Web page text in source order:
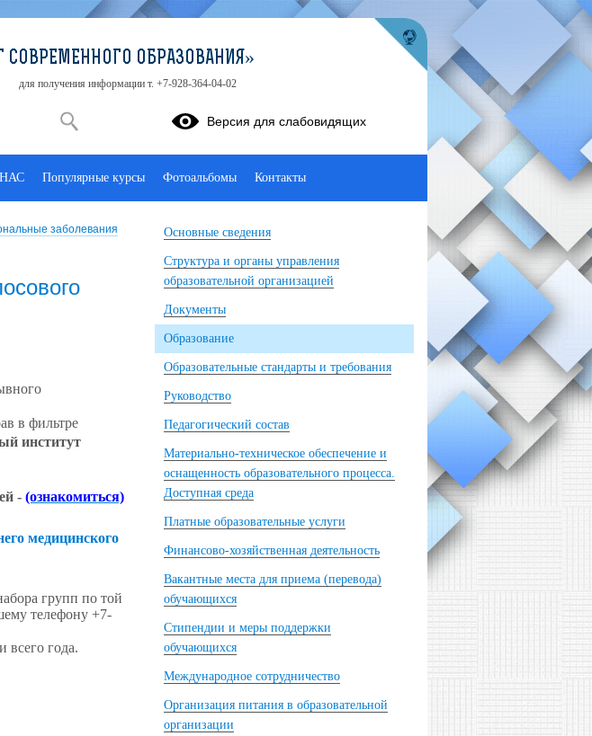
заболевания
в фильтре
институт
- (ознакомиться)
медицинского
групп по той
телефону +7-
всего года.
Основные сведения
Структура и органы управления
образовательной организацией
Документы
Образование
Образовательные стандарты и требования
Руководство
Педагогический состав
Материально-техническое обеспечение и
оснащенность образовательного процесса.
Доступная среда
Платные образовательные услуги
Финансово-хозяйственная деятельность
Вакантные места для приема (перевода)
обучающихся
Стипендии и меры поддержки
обучающихся
Международное сотрудничество
Организация питания в образовательной
организации
ОБРАЗОВАНИЯ»
для получения информации т. +7-928-364-04-02
Версия для слабовидящих
Популярные курсы Фотоальбомы Контакты